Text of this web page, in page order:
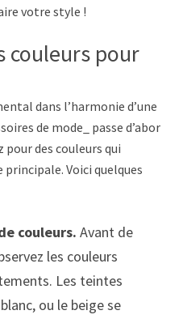
votre style !
couleurs pour
dans l’harmonie d’une
de mode_ passe d’abord
des couleurs qui
Voici quelques
couleurs. Avant de
les couleurs
Les teintes
ou le beige se